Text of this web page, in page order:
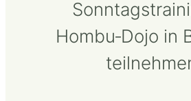
Hombu‑Dojo in